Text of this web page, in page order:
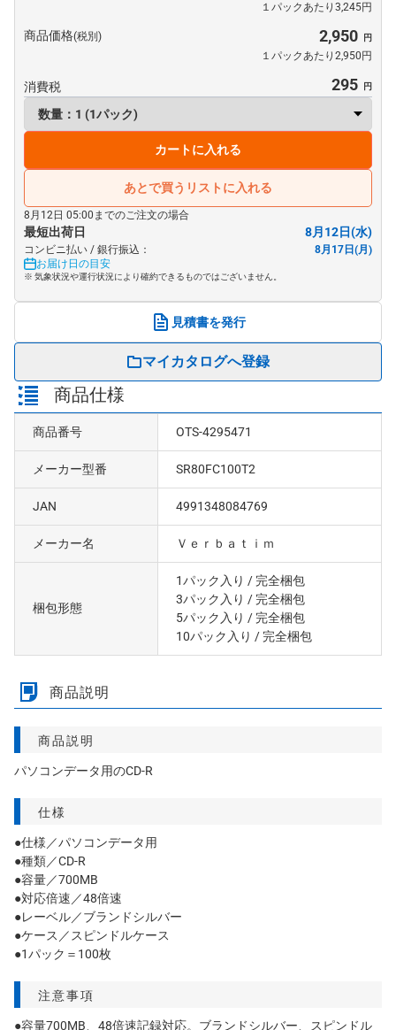
１パックあたり3,245円
商品価格(税別) 2,950
１パックあたり2,950円
消費税 295
カートに入れる
あとで買うリストに入れる
8月12日 05:00までのご注文の場合
最短出荷日 8月12日(水)
コンビニ払い / 銀行振込：
8月17日(月)
お届け日の目安
※ 気象状況や運行状況により確約できるものではございません。
見積書を発行
マイカタログへ登録
商品仕様
商品番号 OTS-4295471
メーカー型番 SR80FC100T2
JAN 4991348084769
メーカー名 Ｖｅｒｂａｔｉｍ
梱包形態
1パック入り / 完全梱包
3パック入り / 完全梱包
5パック入り / 完全梱包
10パック入り / 完全梱包
商品説明
商品説明
パソコンデータ用のCD-R
仕様
●仕様／パソコンデータ用
●種類／CD-R
●容量／700MB
●対応倍速／48倍速
●レーベル／ブランドシルバー
●ケース／スピンドルケース
●1パック＝100枚
注意事項
●容量700MB、48倍速記録対応。ブランドシルバー、スピンドル